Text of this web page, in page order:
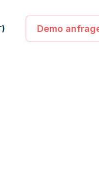
Demo